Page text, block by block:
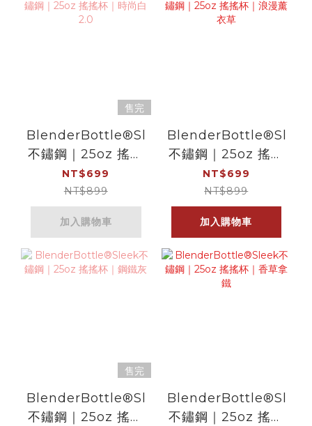
售完
BlenderBottle®Sleek
不鏽鋼｜25oz 搖搖
杯｜時尚白2.0
NT$699
NT$899
加入購物車
BlenderBottle®Sleek
不鏽鋼｜25oz 搖搖
杯｜浪漫薰衣草
NT$699
NT$899
加入購物車
售完
BlenderBottle®Sleek
不鏽鋼｜25oz 搖搖
BlenderBottle®Sleek
不鏽鋼｜25oz 搖搖